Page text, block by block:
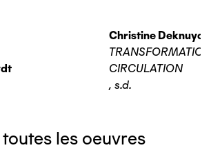
Christine Deknuydt
TRANSFORMATION
CIRCULATION
, s.d.
les oeuvres